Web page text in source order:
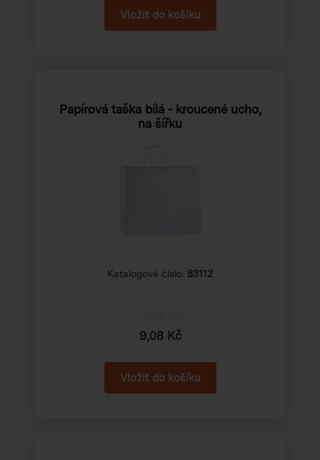
Papírová taška bílá - kroucené ucho,
na šířku
Katalogové číslo: 83112
9,08 Kč